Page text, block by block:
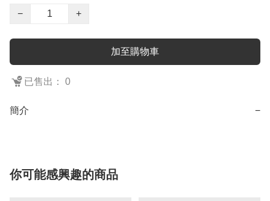
−
+
加至購物車
已售出： 0
簡介 −
你可能感興趣的商品